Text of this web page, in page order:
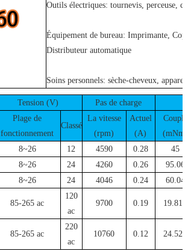
Outils électriques: tournevis, perceuse,
Équipement de bureau: Imprimante,
Distributeur automatique
Soins personnels: sèche-cheveux,
Tension (V)
Pas de charge
Plage de
fonctionnement
Classé
La vitesse
(rpm)
Actuel
(A)
Couple
(mNm)
8~26 12 4590 0.28
45
8~26 24 4260 0.26
95.06
8~26 24 4046 0.24 60.04
85-265 ac
120
ac
9700 0.19 19.816
85-265 ac
220
ac
10760 0.12 24.525